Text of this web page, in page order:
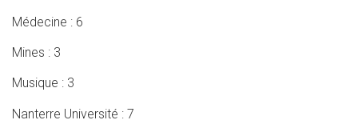
Médecine : 6
Mines : 3
Musique : 3
Nanterre Université : 7